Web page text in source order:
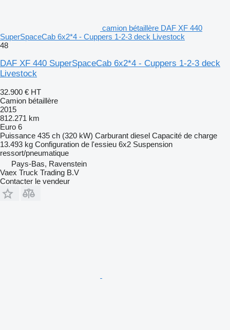
camion bétaillère DAF XF 440
SuperSpaceCab 6x2*4 - Cuppers 1-2-3 deck Livestock
48
DAF XF 440 SuperSpaceCab 6x2*4 - Cuppers 1-2-3 deck
Livestock
32.900 € HT
Camion bétaillère
2015
812.271 km
Euro 6
Puissance 435 ch (320 kW) Carburant diesel Capacité de charge
13.493 kg Configuration de l'essieu 6x2 Suspension
ressort/pneumatique
Pays-Bas, Ravenstein
Vaex Truck Trading B.V
Contacter le vendeur